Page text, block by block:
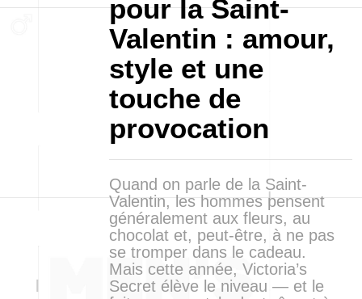
pour la Saint-
Valentin : amour,
style et une
touche de
provocation
Quand on parle de la Saint-
Valentin, les hommes pensent
généralement aux fleurs, au
chocolat et, peut-être, à ne pas
se tromper dans le cadeau.
Mais cette année, Victoria’s
Secret élève le niveau — et le